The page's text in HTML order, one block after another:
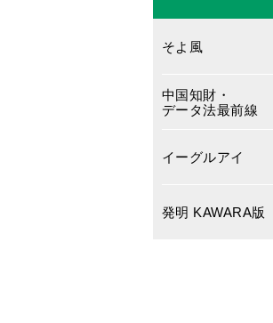
そよ風
中国知財・
データ法最前線
イーグルアイ
発明 KAWARA版